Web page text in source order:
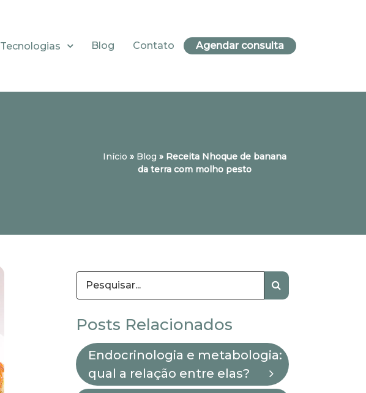
Tecnologias Blog Contato Agendar consulta
Início » Blog » Receita Nhoque de banana
da terra com molho pesto
Posts Relacionados
Endocrinologia e metabologia:
qual a relação entre elas?